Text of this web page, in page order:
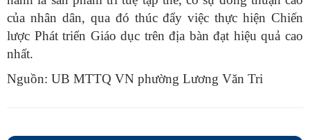
của nhân dân, qua đó thúc đẩy việc thực hiện Chiến
lược Phát triển Giáo dục trên địa bàn đạt hiệu quả cao
nhất.
Nguồn: UB MTTQ VN phường Lương Văn Tri